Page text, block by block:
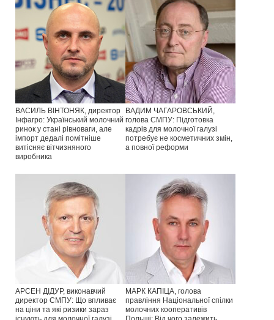
ВАСИЛЬ ВІНТОНЯК, директор
Інфагро: Український молочний
ринок у стані рівноваги, але
імпорт дедалі помітніше
витісняє вітчизняного
виробника
ВАДИМ ЧАГАРОВСЬКИЙ,
голова СМПУ: Підготовка
кадрів для молочної галузі
потребує не косметичних змін,
а повної реформи
АРСЕН ДІДУР, виконавчий
директор СМПУ: Що впливає
на ціни та які ризики зараз
МАРК КАПІЦА, голова
правління Національної спілки
молочних кооперативів